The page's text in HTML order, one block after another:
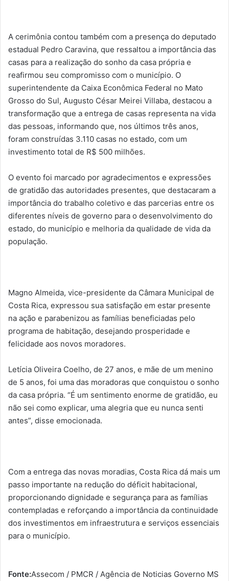
A cerimônia contou também com a presença do deputado
estadual Pedro Caravina, que ressaltou a importância das
casas para a realização do sonho da casa própria e
reafirmou seu compromisso com o município. O
superintendente da Caixa Econômica Federal no Mato
Grosso do Sul, Augusto César Meirei Villaba, destacou a
transformação que a entrega de casas representa na vida
das pessoas, informando que, nos últimos três anos,
foram construídas 3.110 casas no estado, com um
investimento total de R$ 500 milhões.
O evento foi marcado por agradecimentos e expressões
de gratidão das autoridades presentes, que destacaram a
importância do trabalho coletivo e das parcerias entre os
diferentes níveis de governo para o desenvolvimento do
estado, do município e melhoria da qualidade de vida da
população.
Magno Almeida, vice-presidente da Câmara Municipal de
Costa Rica, expressou sua satisfação em estar presente
na ação e parabenizou as famílias beneficiadas pelo
programa de habitação, desejando prosperidade e
felicidade aos novos moradores.
Letícia Oliveira Coelho, de 27 anos, e mãe de um menino
de 5 anos, foi uma das moradoras que conquistou o sonho
da casa própria. “É um sentimento enorme de gratidão, eu
não sei como explicar, uma alegria que eu nunca senti
antes”, disse emocionada.
Com a entrega das novas moradias, Costa Rica dá mais um
passo importante na redução do déficit habitacional,
proporcionando dignidade e segurança para as famílias
contempladas e reforçando a importância da continuidade
dos investimentos em infraestrutura e serviços essenciais
para o município.
Fonte:Assecom / PMCR / Agência de Noticias Governo MS